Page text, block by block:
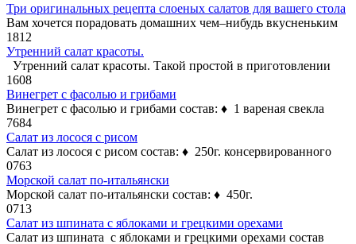
Три оригинальных рецепта слоеных салатов для вашего стола
Вам хочется порадовать домашних чем–нибудь вкусненьким
1812
Утренний салат красоты.
Утренний салат красоты. Такой простой в приготовлении
1608
Винегрет с фасолью и грибами
Винегрет с фасолью и грибами состав: ♦ 1 вареная свекла
7684
Салат из лосося с рисом
Салат из лосося с рисом состав: ♦ 250г. консервированного
0763
Морской салат по-итальянски
Морской салат по-итальянски состав: ♦ 450г.
0713
Салат из шпината с яблоками и грецкими орехами
Салат из шпината с яблоками и грецкими орехами состав